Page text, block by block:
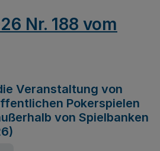
Nr. 188 vom
Veranstaltung von
Pokerspielen
von Spielbanken